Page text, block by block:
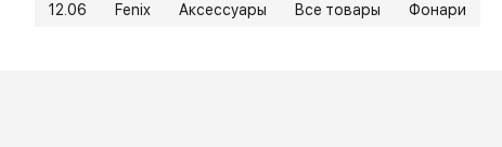
12.06 Fenix Аксессуары Все товары Фонари